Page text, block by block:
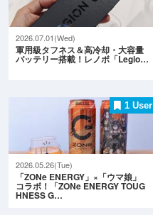
2026.07.01(Wed)
軍用級タフネス＆高冷却・大容量
バッテリー搭載！レノボ「Legio…
1 User
2026.05.26(Tue)
「ZONe ENERGY」×「ウマ娘」
コラボ！「ZONe ENERGY TOUG
HNESS G…